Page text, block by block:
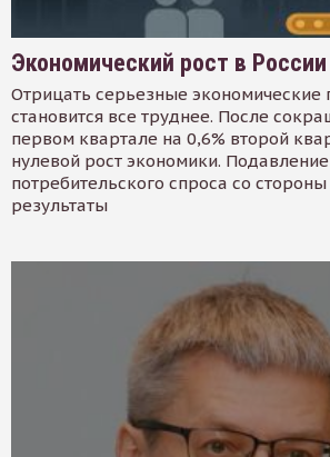
Экономический рост в
Отрицать серьезные
становится все труднее. После
первом квартале на 0,6% второй
нулевой рост экономики.
потребительского спроса со
результаты